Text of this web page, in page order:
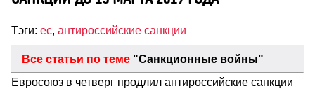
Тэги: ес, антироссийские санкции
Все статьи по теме "Санкционные войны"
Евросоюз в четверг продлил антироссийские санкции